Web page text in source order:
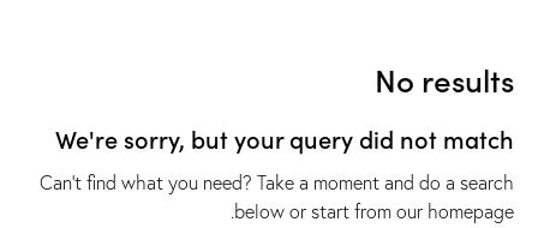
No results
We're sorry, but your query did not match
Can't find what you need? Take a moment and do a search
below or start from our homepage
.